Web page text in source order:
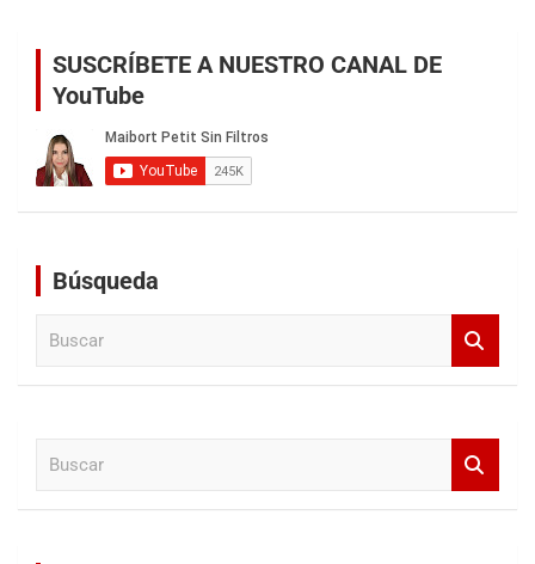
SUSCRÍBETE A NUESTRO CANAL DE
YouTube
Búsqueda